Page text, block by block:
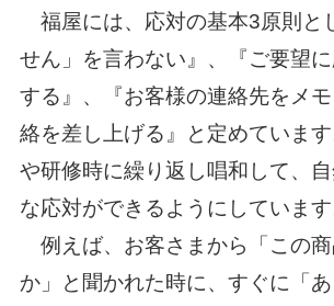
福屋には、応対の基本3原則と
せん」を言わない』、『ご要望
する』、『お客様の連絡先をメ
絡を差し上げる』と定めていま
や研修時に繰り返し唱和して、
な応対ができるようにしています
例えば、お客さまから「この
か」と聞かれた時に、すぐに「